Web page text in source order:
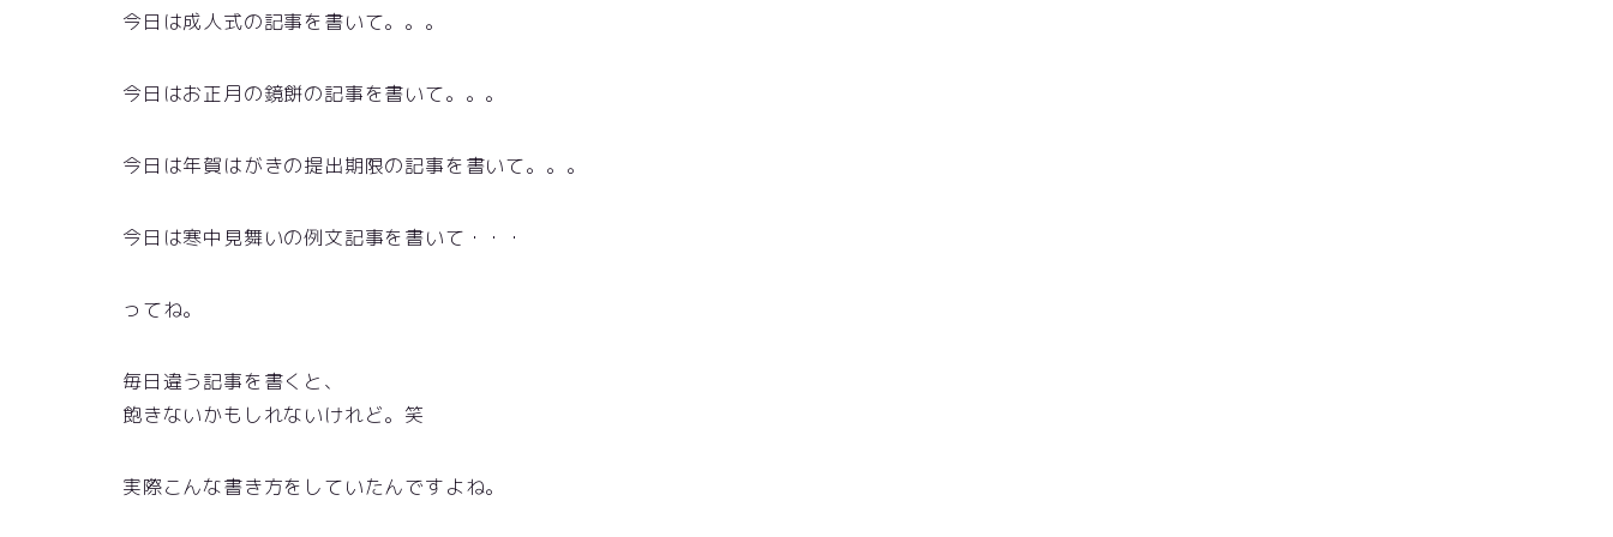
今日は成人式の記事を書いて。。。
今日はお正月の鏡餅の記事を書いて。。。
今日は年賀はがきの提出期限の記事を書いて。。。
今日は寒中見舞いの例文記事を書いて・・・
ってね。
毎日違う記事を書くと、
飽きないかもしれないけれど。笑
実際こんな書き方をしていたんですよね。